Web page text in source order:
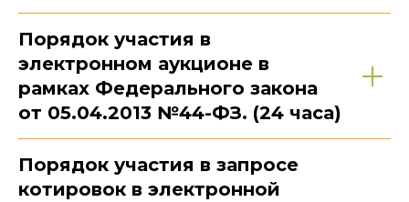
Порядок участия в
электронном аукционе в
рамках Федерального закона
от 05.04.2013 №44-ФЗ. (24 часа)
Порядок участия в запросе
котировок в электронной